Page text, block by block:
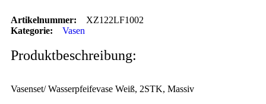
Artikelnummer: XZ122LF1002
Kategorie:
Vasen
Produktbeschreibung:
Vasenset/ Wasserpfeifevase Weiß, 2STK, Massiv